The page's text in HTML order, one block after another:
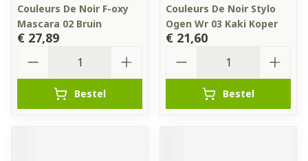
Couleurs De Noir F-oxy
Mascara 02 Bruin
€ 27,89
Bestel
Couleurs De Noir Stylo
Ogen Wr 03 Kaki Koper
€ 21,60
Bestel